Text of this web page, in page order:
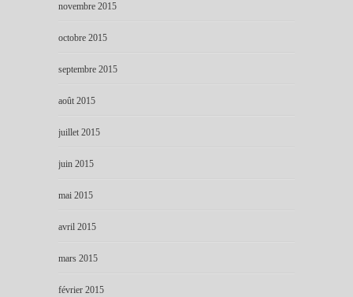
novembre 2015
octobre 2015
septembre 2015
août 2015
juillet 2015
juin 2015
mai 2015
avril 2015
mars 2015
février 2015